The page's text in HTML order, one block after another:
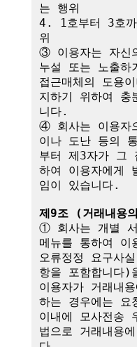
는 행위
4. 1호부터 3호
위
③ 이용자는 자신
누설 또는 노출하
접근매체의 도용
지하기 위하여 충
니다.
④ 회사는 이용자
이나 도난 등의
부터 제3자가 그
하여 이용자에게
임이 있습니다.
제9조 (거래내용
① 회사는 개별
메뉴를 통하여 이
오류정정 요구사
항을 포함합니다
이용자가 거래내
하는 경우에는 요
이내에 모사전송
법으로 거래내용